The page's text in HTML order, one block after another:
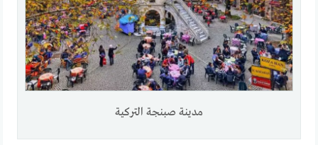
مدينة صبنجة التركية